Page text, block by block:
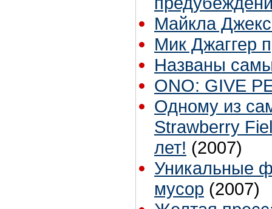
Майкла
Мик Джаггер
Названы
ONO: GIVE
Одному из
Strawberry
лет! (2007)
Уникальные
мусор (2007)